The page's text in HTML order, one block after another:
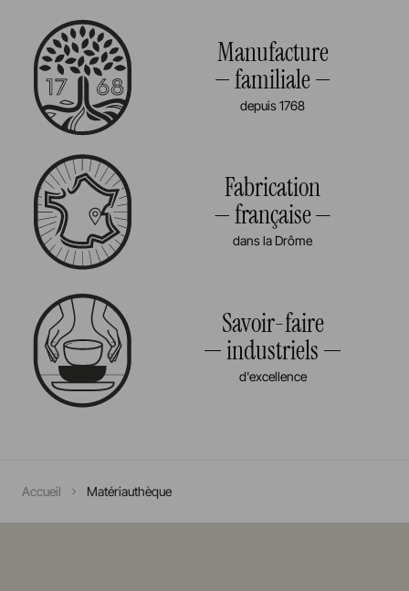
Manufacture
familiale
depuis 1768
Fabrication
française
dans la Drôme
Savoir-faire
industriels
d'excellence
Accueil Matériauthèque